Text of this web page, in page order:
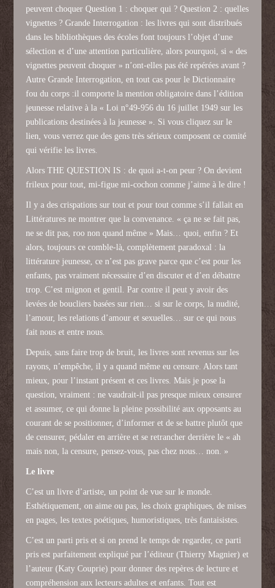
peuvent choquer Question 1 : choquer qui ? Question 2 : quelles
vignettes ? Grande Interrogation : les livres qui sont distribués
dans les bibliothèques des écoles font toujours l’objet d’une
sélection et d’une attention particulière, alors pourquoi, si « des
vignettes peuvent choquer » n’ont-elles pas été repérées avant ?
Autre Grande Interrogation, en tout cas pour le Dictionnaire
fou du corps :il comporte la mention obligatoire dans l’édition
jeunesse relative à la « Loi n°49-956 du 16 juillet 1949 sur les
publications destinées à la jeunesse ». Si vous cliquez sur le
lien, vous verrez que des gens très sérieux composent ce comité
qui vérifie les livres.
Alors THE QUESTION IS : de quoi a-t-on peur ? On devient
frileux pour tout, mi-figue mi-cochon comme j’aime à le dire !
Il y a des crispations sur tout et pour tout comme s’il fallait en
Littératures ne montrer que la convenance. « ça ne se fait pas,
ne se dit pas, roo non quand même » Mais… quoi, enfin ? Et
alors, toujours ce comble-là, complètement paradoxal : la
littérature jeunesse, ce n’est pas grave parce que c’est pour les
enfants, pas vraiment nécessaire d’en discuter et d’en débattre
trop. C’est mignon et gentil. Par contre il peut y avoir des
levées de boucliers basées sur rien… si sur le corps, la nudité,
l’amour, les relations d’amour et sexuelles… sur ce qui nous
fait nous et entre nous.
Depuis, sans faire trop de bruit, les livres sont revenus sur les
rayons, n’empêche, il y a quand même eu censure. Alors tant
mieux, pour l’instant présent et ces livres. Mais je pose la
question, vraiment : ne vaudrait-il pas presque mieux censurer
et assumer, ce qui donne la pleine possibilité aux opposants au
courant de se positionner, d’informer et de se battre plutôt que
de censurer, pédaler en arrière et se retrancher derrière le « ah
mais non, la censure, pensez-vous, pas chez nous… non. »
Le livre
C’est un livre d’artiste, un point de vue sur le monde.
Esthétiquement, on aime ou pas, les choix graphiques, de mises
en pages, les textes poétiques, humoristiques, très fantaisistes.
C’est un parti pris et si on prend le temps de regarder, ce parti
pris est parfaitement expliqué par l’éditeur (Thierry Magnier) et
l’auteur (Katy Couprie) pour donner des repères de lecture et
compréhension aux lecteurs adultes et enfants. Tout est